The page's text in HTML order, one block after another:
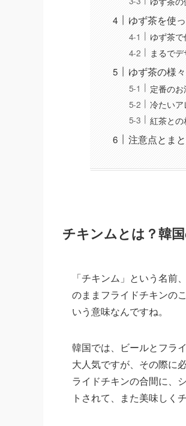
ゆず茶を使
ゆず茶で
まるで
ゆず茶の様
定番のお
冷たいア
紅茶と
注意点とま
チキンムとは？韓
「チキンム」という名
のままフライドチキンの
いう意味なんですね。
韓国では、ビールとフラ
大人気ですが、その際に
ライドチキンの合間に、
トされて、また美味しく